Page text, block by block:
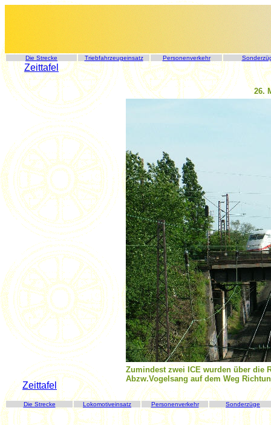
Die Strecke Triebfahrzeugeinsatz Personenverkehr
Zeittafel
26.
Zumindest zwei ICE wurden über die
Abzw.Vogelsang auf dem Weg
Zeittafel
Die Strecke Lokomotiveinsatz Personenverkehr Sonderzüge